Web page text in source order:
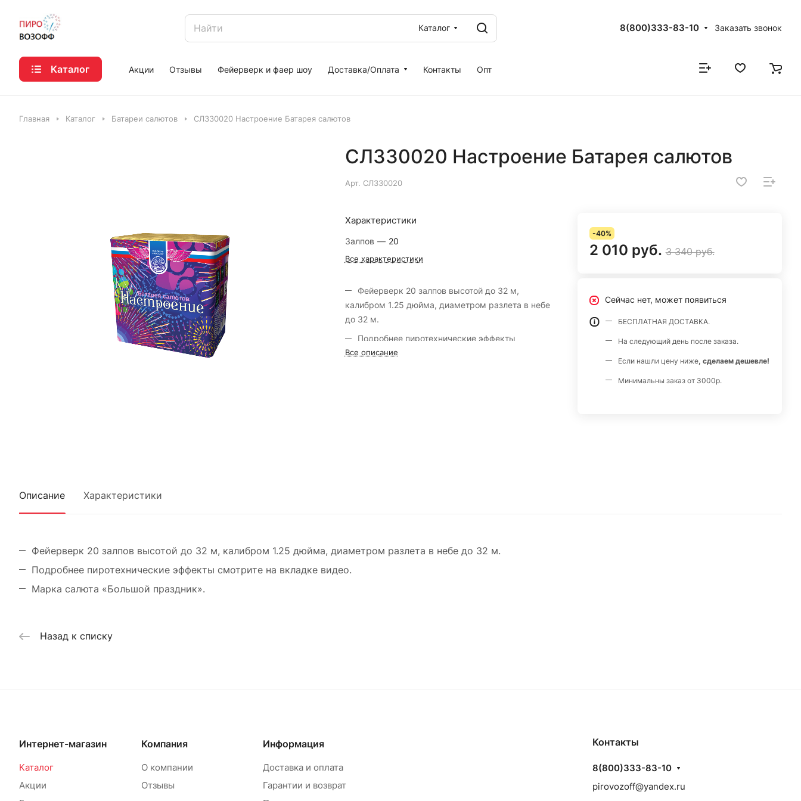
Каталог 8(800)333-83-10 Заказать звонок
Каталог Акции Отзывы Фейерверк и фаер шоу Доставка/Оплата Контакты Опт
Главная Каталог Батареи салютов СЛ330020 Настроение Батарея салютов
СЛ330020 Настроение Батарея салютов
Арт. СЛ330020
Характеристики
Залпов — 20
Все характеристики
Фейерверк 20 залпов высотой до 32 м,
калибром 1.25 дюйма, диаметром разлета в небе
до 32 м.
Подробнее пиротехнические эффекты
смотрите на вкладке видео.
Все описание
-40%
2 010 руб. 3 340 руб.
Сейчас нет, может появиться
БЕСПЛАТНАЯ ДОСТАВКА.
На следующий день после заказа.
Если нашли цену ниже, сделаем дешевле!
Минимальны заказ от 3000р.
Описание Характеристики
Фейерверк 20 залпов высотой до 32 м, калибром 1.25 дюйма, диаметром разлета в небе до 32 м.
Подробнее пиротехнические эффекты смотрите на вкладке видео.
Марка салюта «Большой праздник».
Назад к списку
Интернет-магазин
Каталог
Акции
Компания
О компании
Отзывы
Информация
Доставка и оплата
Гарантии и возврат
Контакты
8(800)333-83-10
pirovozoff@yandex.ru